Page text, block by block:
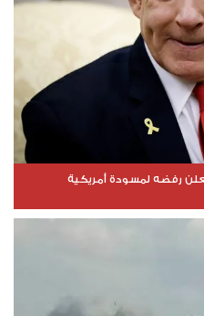
رفضه لمسودة أمريكية